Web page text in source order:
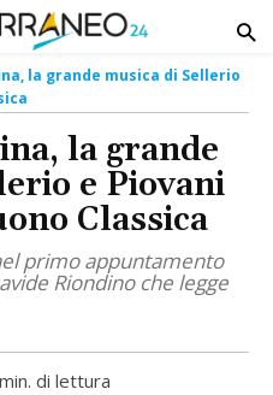
la grande musica di Sellerio
la grande
e Piovani
Classica
primo appuntamento
Riondino che legge
min. di lettura